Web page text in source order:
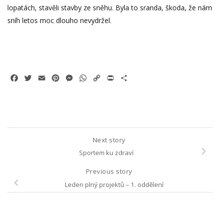
lopatách, stavěli stavby ze sněhu. Byla to sranda, škoda, že nám
sníh letos moc dlouho nevydržel.
FacebookTwitterEmail PinterestMessenger
WhatsApp
Copy
Print
Next story
Sportem ku zdraví
Previous story
Leden plný projektů – 1. oddělení